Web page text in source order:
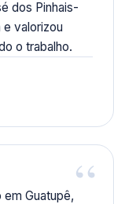
dos Pinhais-
valorizou
o trabalho.
Guatupê,